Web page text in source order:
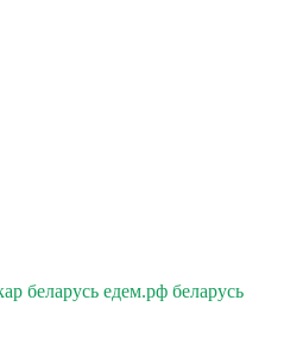
беларусь едем.рф беларусь